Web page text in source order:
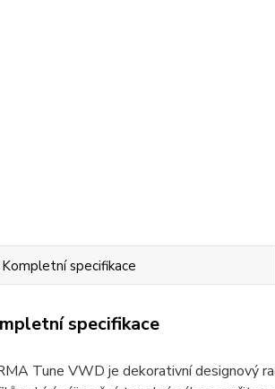
Kompletní specifikace
specifikace
Tune VWD je dekorativní designový